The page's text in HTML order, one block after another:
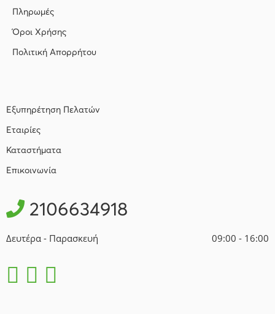
Πληρωμές
Όροι Χρήσης
Πολιτική Απορρήτου
Εξυπηρέτηση Πελατών
Εταιρίες
Καταστήματα
Επικοινωνία
2106634918
Δευτέρα - Παρασκευή 09:00 - 16:00